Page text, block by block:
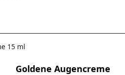
15 ml
Goldene Augencreme